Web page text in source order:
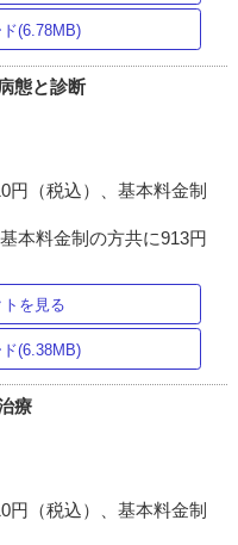
(6.78MB)
態と診断
円（税込）、基本料金制
本料金制の方共に913円
を見る
(6.38MB)
療
円（税込）、基本料金制